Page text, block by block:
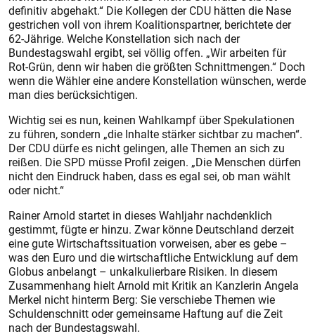
definitiv abgehakt.“ Die Kollegen der CDU hätten die Nase
gestrichen voll von ihrem Koalitionspartner, berichtete der
62-Jährige. Welche Konstellation sich nach der
Bundestagswahl ergibt, sei völlig offen. „Wir arbeiten für
Rot-Grün, denn wir haben die größten Schnittmengen.“ Doch
wenn die Wähler eine andere Konstellation wünschen, werde
man dies berücksichtigen.
Wichtig sei es nun, keinen Wahlkampf über Spekulationen
zu führen, sondern „die Inhalte stärker sichtbar zu machen“.
Der CDU dürfe es nicht gelingen, alle Themen an sich zu
reißen. Die SPD müsse Profil zeigen. „Die Menschen dürfen
nicht den Eindruck haben, dass es egal sei, ob man wählt
oder nicht.“
Rainer Arnold startet in dieses Wahljahr nachdenklich
gestimmt, fügte er hinzu. Zwar könne Deutschland derzeit
eine gute Wirtschaftssituation vorweisen, aber es gebe –
was den Euro und die wirtschaftliche Entwicklung auf dem
Globus anbelangt – unkalkulierbare Risiken. In diesem
Zusammenhang hielt Arnold mit Kritik an Kanzlerin Angela
Merkel nicht hinterm Berg: Sie verschiebe Themen wie
Schuldenschnitt oder gemeinsame Haftung auf die Zeit
nach der Bundestagswahl.